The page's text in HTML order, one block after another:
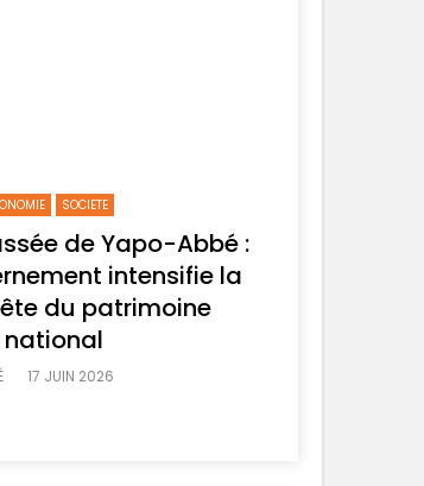
SOCIETE
de Yapo-Abbé :
intensifie la
du patrimoine
17 JUIN 2026